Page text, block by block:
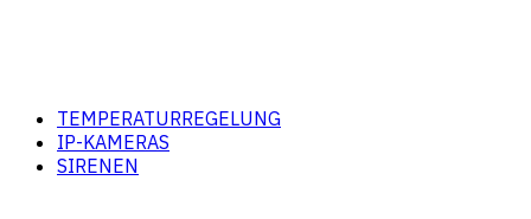
TEMPERATURREGELUNG
IP-KAMERAS
SIRENEN